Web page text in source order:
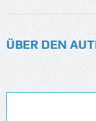
ÜBER DEN